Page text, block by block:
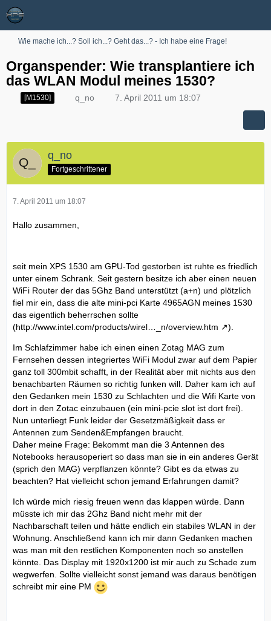
Wie mache ich...? Soll ich...? Geht das...? - Ich habe eine Frage!
Organspender: Wie transplantiere ich
das WLAN Modul meines 1530?
[M1530] q_no 7. April 2011 um 18:07
q_no
Fortgeschrittener
7. April 2011 um 18:07
Hallo zusammen,
seit mein XPS 1530 am GPU-Tod gestorben ist ruhte es friedlich
unter einem Schrank. Seit gestern besitze ich aber einen neuen
WiFi Router der das 5Ghz Band unterstützt (a+n) und plötzlich
fiel mir ein, dass die alte mini-pci Karte 4965AGN meines 1530
das eigentlich beherrschen sollte
(http://www.intel.com/products/wirel…_n/overview.htm ).
Im Schlafzimmer habe ich einen einen Zotag MAG zum
Fernsehen dessen integriertes WiFi Modul zwar auf dem Papier
ganz toll 300mbit schafft, in der Realität aber mit nichts aus den
benachbarten Räumen so richtig funken will. Daher kam ich auf
den Gedanken mein 1530 zu Schlachten und die Wifi Karte von
dort in den Zotac einzubauen (ein mini-pcie slot ist dort frei).
Nun unterliegt Funk leider der Gesetzmäßigkeit dass er
Antennen zum Senden&Empfangen braucht.
Daher meine Frage: Bekommt man die 3 Antennen des
Notebooks herausoperiert so dass man sie in ein anderes Gerät
(sprich den MAG) verpflanzen könnte? Gibt es da etwas zu
beachten? Hat vielleicht schon jemand Erfahrungen damit?
Ich würde mich riesig freuen wenn das klappen würde. Dann
müsste ich mir das 2Ghz Band nicht mehr mit der
Nachbarschaft teilen und hätte endlich ein stabiles WLAN in der
Wohnung. Anschließend kann ich mir dann Gedanken machen
was man mit den restlichen Komponenten noch so anstellen
könnte. Das Display mit 1920x1200 ist mir auch zu Schade zum
wegwerfen. Sollte vielleicht sonst jemand was daraus benötigen
schreibt mir eine PM